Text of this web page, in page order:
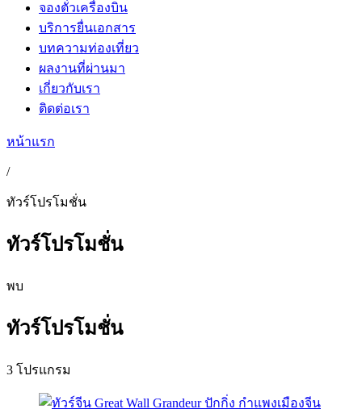
จองตั๋วเครื่องบิน
บริการยื่นเอกสาร
บทความท่องเที่ยว
ผลงานที่ผ่านมา
เกี่ยวกับเรา
ติดต่อเรา
หน้าแรก
/
ทัวร์โปรโมชั่น
ทัวร์โปรโมชั่น
พบ
ทัวร์โปรโมชั่น
3 โปรแกรม